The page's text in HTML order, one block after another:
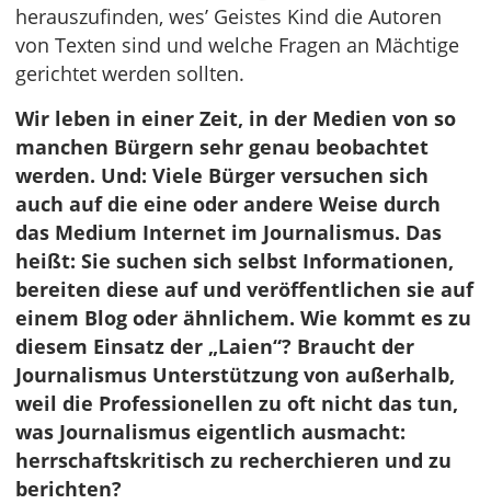
herauszufinden, wes’ Geistes Kind die Autoren
von Texten sind und welche Fragen an Mächtige
gerichtet werden sollten.
Wir leben in einer Zeit, in der Medien von so
manchen Bürgern sehr genau beobachtet
werden. Und: Viele Bürger versuchen sich
auch auf die eine oder andere Weise durch
das Medium Internet im Journalismus. Das
heißt: Sie suchen sich selbst Informationen,
bereiten diese auf und veröffentlichen sie auf
einem Blog oder ähnlichem. Wie kommt es zu
diesem Einsatz der „Laien“? Braucht der
Journalismus Unterstützung von außerhalb,
weil die Professionellen zu oft nicht das tun,
was Journalismus eigentlich ausmacht:
herrschaftskritisch zu recherchieren und zu
berichten?